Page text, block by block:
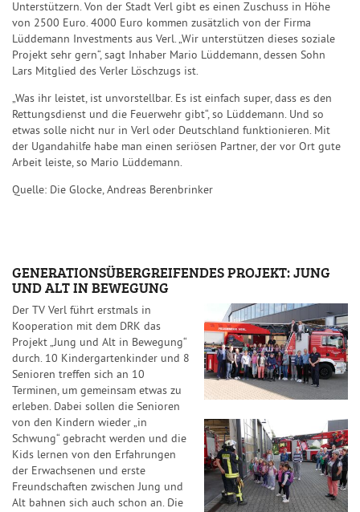
Unterstützern. Von der Stadt Verl gibt es einen Zuschuss in Höhe
von 2500 Euro. 4000 Euro kommen zusätzlich von der Firma
Lüddemann Investments aus Verl. „Wir unterstützen dieses soziale
Projekt sehr gern“, sagt Inhaber Mario Lüddemann, dessen Sohn
Lars Mitglied des Verler Löschzugs ist.
„Was ihr leistet, ist unvorstellbar. Es ist einfach super, dass es den
Rettungsdienst und die Feuerwehr gibt“, so Lüddemann. Und so
etwas solle nicht nur in Verl oder Deutschland funktionieren. Mit
der Ugandahilfe habe man einen seriösen Partner, der vor Ort gute
Arbeit leiste, so Mario Lüddemann.
Quelle: Die Glocke,Andreas Berenbrinker
GENERATIONSÜBERGREIFENDES PROJEKT: JUNG
UND ALT IN BEWEGUNG
Der TV Verl führt erstmals in
Kooperation mit dem DRK das
Projekt „Jung und Alt in Bewegung“
durch. 10 Kindergartenkinder und 8
Senioren treffen sich an 10
Terminen, um gemeinsam etwas zu
erleben. Dabei sollen die Senioren
von den Kindern wieder „in
Schwung“ gebracht werden und die
Kids lernen von den Erfahrungen
der Erwachsenen und erste
Freundschaften zwischen Jung und
Alt bahnen sich auch schon an. Die